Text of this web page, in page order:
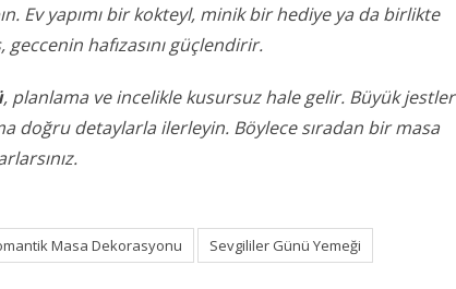
Ev yapımı bir kokteyl, minik bir hediye ya da birlikte
geccenin hafızasını güçlendirir.
, planlama ve incelikle kusursuz hale gelir. Büyük jestler
doğru detaylarla ilerleyin. Böylece sıradan bir masa
Masa Dekorasyonu
Sevgililer Günü Yemeği